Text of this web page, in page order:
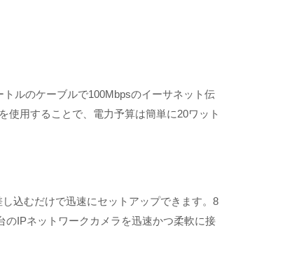
ルのケーブルで100Mbpsのイーサネット伝
使用することで、電力予算は簡単に20ワット
込むだけで迅速にセットアップできます。8
IPネットワークカメラを迅速かつ柔軟に接